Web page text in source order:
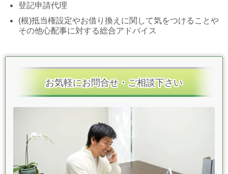
登記申請代理
(根)抵当権設定やお借り換えに関して気をつけることや
その他心配事に対する総合アドバイス
お気軽にお問合せ・ご相談下さい